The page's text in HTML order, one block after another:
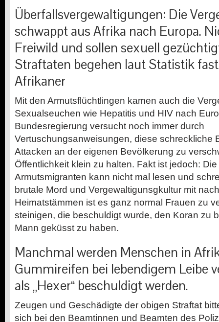
Überfallsvergewaltigungen: Die
schwappt aus Afrika nach Europa.
Freiwild und sollen sexuell
Straftaten begehen laut Statistik
Afrikaner
Mit den Armutsflüchtlingen kamen auch die
Sexualseuchen wie Hepatitis und HIV nach
Bundesregierung versucht noch immer durch
Vertuschungsanweisungen, diese schreckliche
Attacken an der eigenen Bevölkerung zu
Öffentlichkeit klein zu halten. Fakt ist jedoch:
Armutsmigranten kann nicht mal lesen und
brutale Mord und Vergewaltigunsgkultur mit
Heimatstämmen ist es ganz normal Frauen zu
steinigen, die beschuldigt wurde, den Koran zu
Mann geküsst zu haben.
Manchmal werden Menschen in
Gummireifen bei lebendigem Leibe
als „Hexer“ beschuldigt werden.
Zeugen und Geschädigte der obigen Straftat
sich bei den Beamtinnen und Beamten des